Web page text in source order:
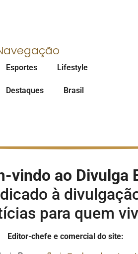
Esportes Lifestyle
Destaques Brasil
vindo ao Divulga
à
para quem
Editor-chefe e comercial do site: